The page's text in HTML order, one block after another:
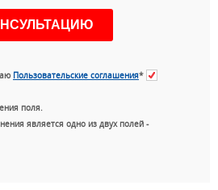
Пользовательские соглашения*
поля.
является одно из двух полей -